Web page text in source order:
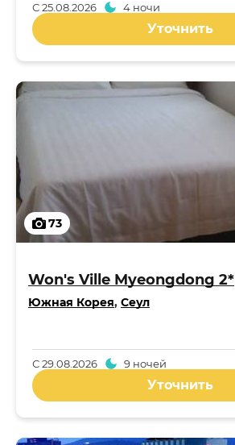
С25.08.2026 4 ночи
Уточнить
73
Won's Ville Myeongdong 2*
Южная Корея, Сеул
С29.08.2026 9 ночей
Уточнить